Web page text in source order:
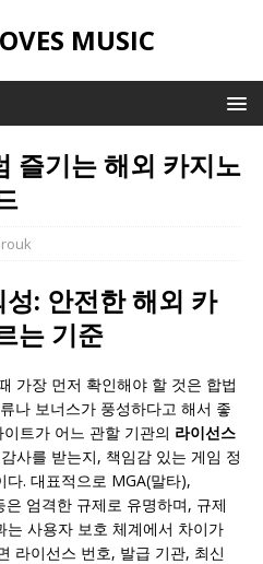
MUSIC
즐기는 해외 카지노
: 안전한 해외 카
는 기준
가장 먼저 확인해야 할 것은 합법
나 보너스가 풍성하다고 해서 좋
트가 어느 관할 기관의 라이선스
사를 받는지, 책임감 있는 게임 정
. 대표적으로 MGA(말타),
엄격한 규제로 유명하며, 규제
사용자 보호 체계에서 차이가
라이선스 번호, 발급 기관, 최신